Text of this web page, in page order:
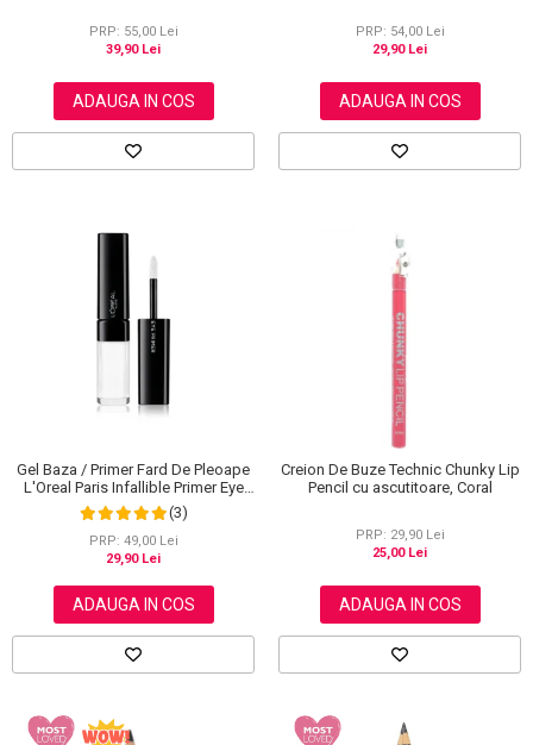
PRP: 55,00 Lei
39,90 Lei
ADAUGA IN COS
PRP: 54,00 Lei
29,90 Lei
ADAUGA IN COS
Gel Baza / Primer Fard De Pleoape
L'Oreal Paris Infallible Primer Eye
Shadow Base 100, 3 ml
(3)
PRP: 49,00 Lei
29,90 Lei
ADAUGA IN COS
Creion De Buze Technic Chunky Lip
Pencil cu ascutitoare, Coral
PRP: 29,90 Lei
25,00 Lei
ADAUGA IN COS